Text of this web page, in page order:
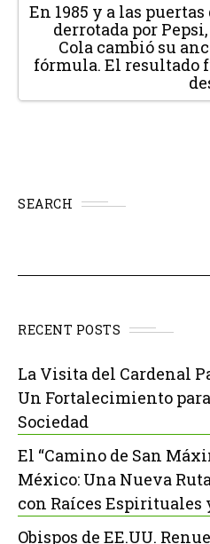
En 1985 y a las puertas
derrotada por Pepsi,
Cola cambió su
fórmula. El resultado
SEARCH
RECENT POSTS
La Visita del Cardenal
Un Fortalecimiento
Sociedad
El “Camino de San
México: Una Nueva
con Raíces Espirituales
Obispos de EE.UU.